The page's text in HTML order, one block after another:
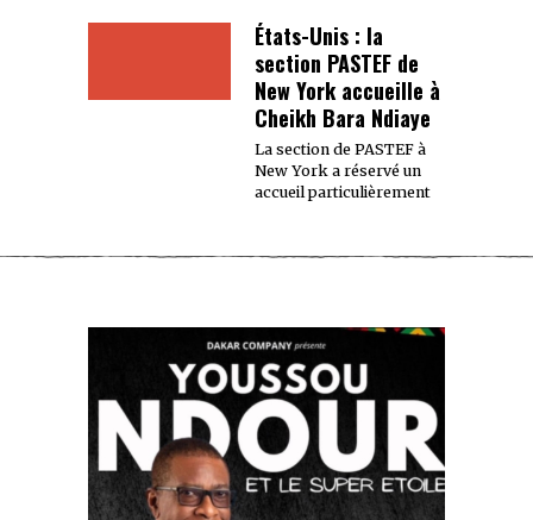
États-Unis : la
section PASTEF de
New York accueille à
Cheikh Bara Ndiaye
La section de PASTEF à
New York a réservé un
accueil particulièrement